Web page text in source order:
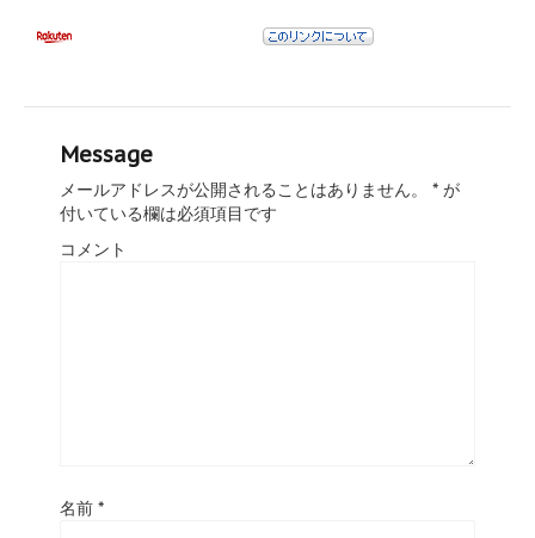
Message
メールアドレスが公開されることはありません。 * が
付いている欄は必須項目です
コメント
名前 *